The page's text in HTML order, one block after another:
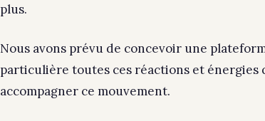
plus.
Nous avons prévu de concevoir une
particulière toutes ces réactions et
accompagner ce mouvement.